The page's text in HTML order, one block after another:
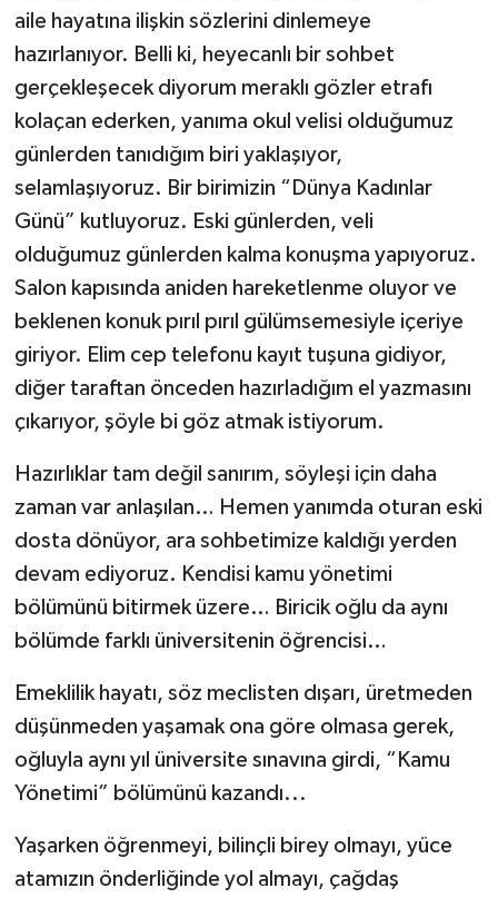
aile hayatına ilişkin sözlerini dinlemeye
hazırlanıyor. Belli ki, heyecanlı bir sohbet
gerçekleşecek diyorum meraklı gözler etrafı
kolaçan ederken, yanıma okul velisi olduğumuz
günlerden tanıdığım biri yaklaşıyor,
selamlaşıyoruz. Bir birimizin “Dünya Kadınlar
Günü” kutluyoruz. Eski günlerden, veli
olduğumuz günlerden kalma konuşma yapıyoruz.
Salon kapısında aniden hareketlenme oluyor ve
beklenen konuk pırıl pırıl gülümsemesiyle içeriye
giriyor. Elim cep telefonu kayıt tuşuna gidiyor,
diğer taraftan önceden hazırladığım el yazmasını
çıkarıyor, şöyle bi göz atmak istiyorum.
Hazırlıklar tam değil sanırım, söyleşi için daha
zaman var anlaşılan… Hemen yanımda oturan eski
dosta dönüyor, ara sohbetimize kaldığı yerden
devam ediyoruz. Kendisi kamu yönetimi
bölümünü bitirmek üzere… Biricik oğlu da aynı
bölümde farklı üniversitenin öğrencisi…
Emeklilik hayatı, söz meclisten dışarı, üretmeden
düşünmeden yaşamak ona göre olmasa gerek,
oğluyla aynı yıl üniversite sınavına girdi, “Kamu
Yönetimi” bölümünü kazandı...
Yaşarken öğrenmeyi, bilinçli birey olmayı, yüce
atamızın önderliğinde yol almayı, çağdaş